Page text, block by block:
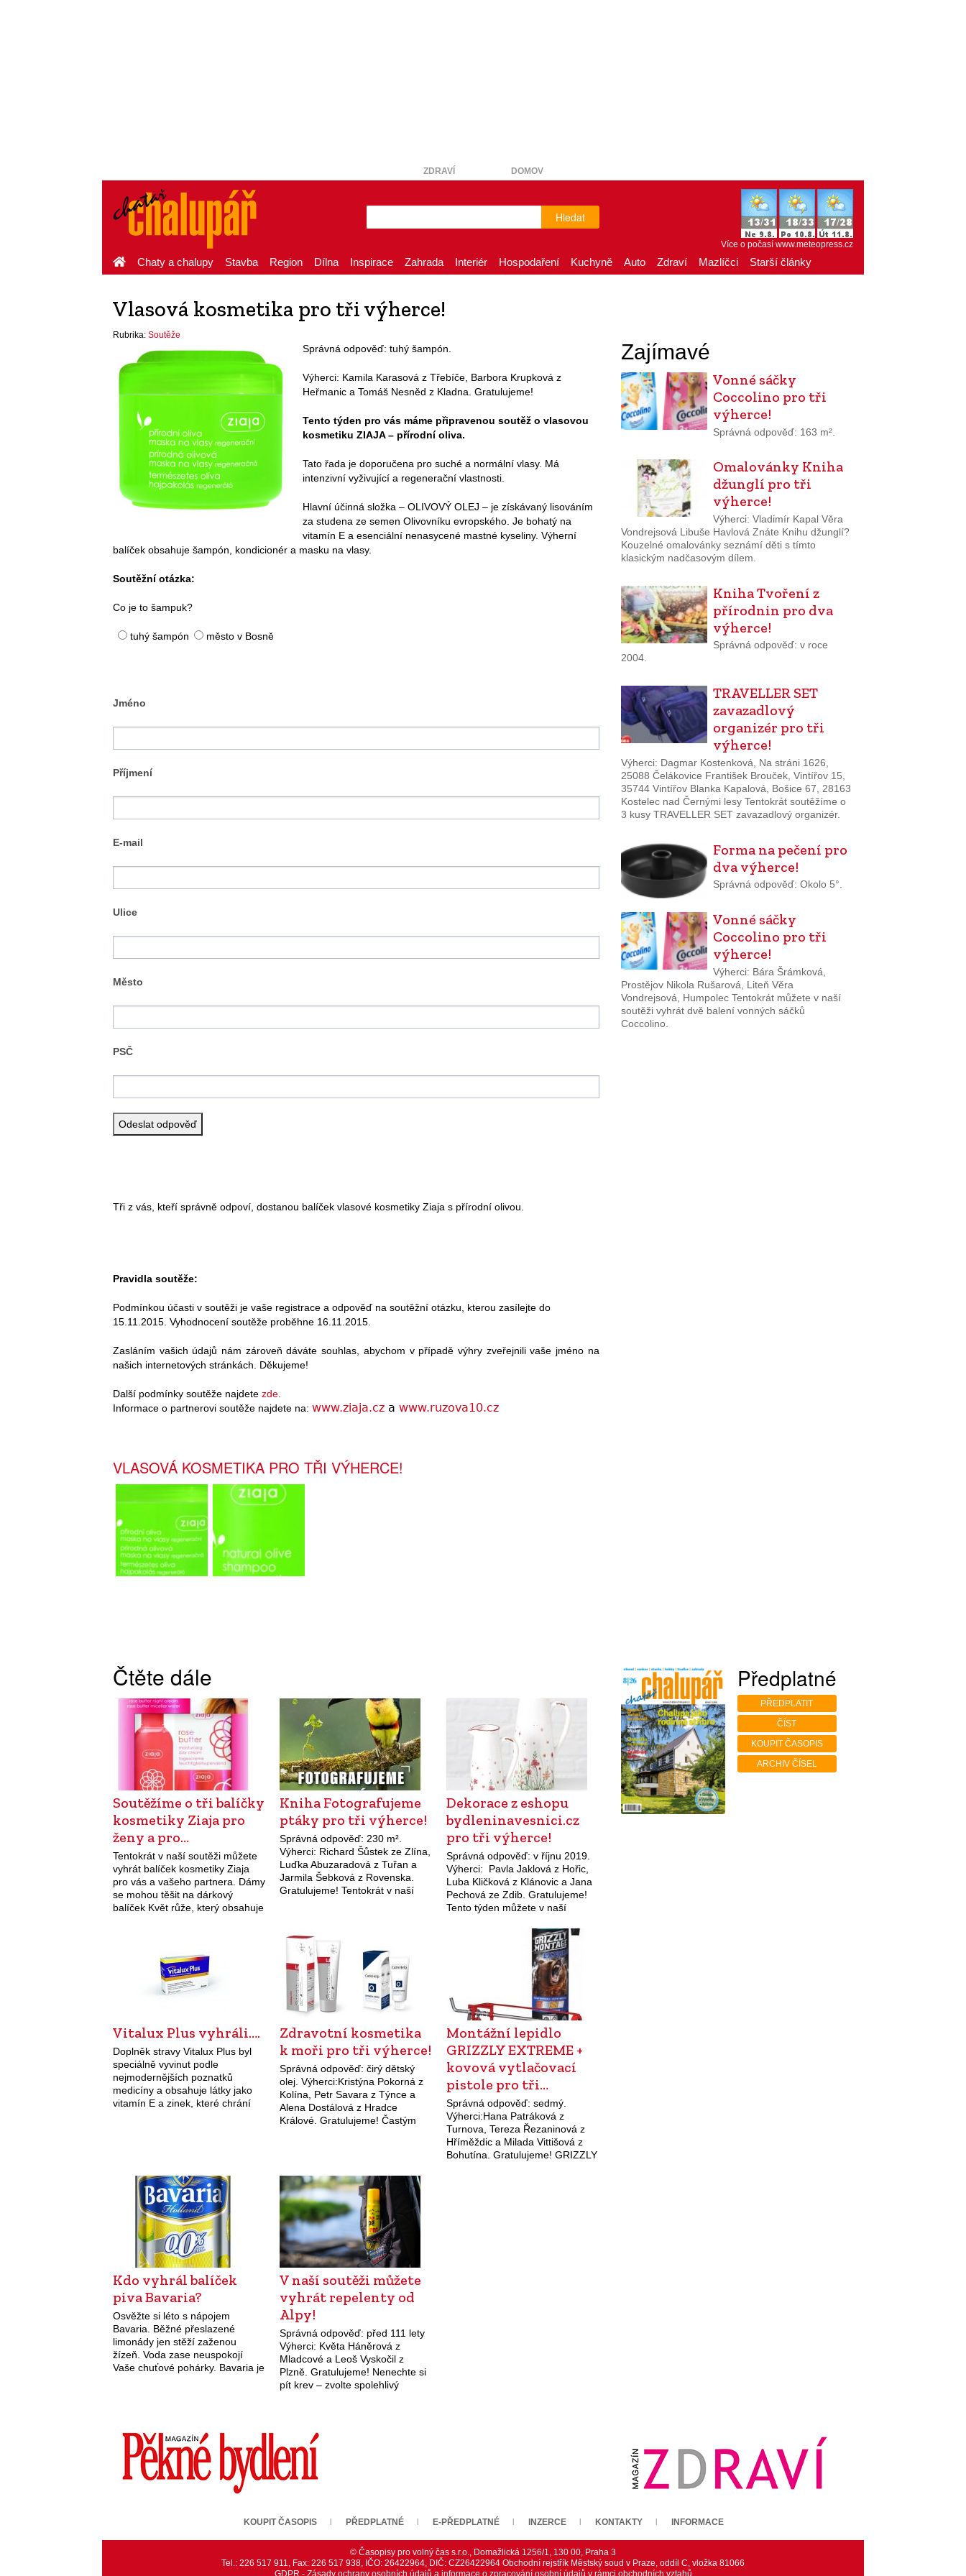
ZDRAVÍ DOMOV
Hledat
Více o počasí www.meteopress.cz
Chaty a chalupy Stavba Region Dílna Inspirace Zahrada Interiér Hospodaření Kuchyně Auto Zdraví Mazlíčci Starší články
Vlasová kosmetika pro tři výherce!
Rubrika: Soutěže
Správná odpověď: tuhý šampón.
Výherci: Kamila Karasová z Třebíče, Barbora Krupková z
Heřmanic a Tomáš Nesněd z Kladna. Gratulujeme!
Tento týden pro vás máme připravenou soutěž o vlasovou
kosmetiku ZIAJA – přírodní oliva.
Tato řada je doporučena pro suché a normální vlasy. Má
intenzivní vyživující a regenerační vlastnosti.
Hlavní účinná složka – OLIVOVÝ OLEJ – je získávaný lisováním
za studena ze semen Olivovníku evropského. Je bohatý na
vitamín E a esenciální nenasycené mastné kyseliny. Výherní
balíček obsahuje šampón, kondicionér a masku na vlasy.
Soutěžní otázka:
Co je to šampuk?
tuhý šampón město v Bosně
Jméno
Příjmení
E-mail
Ulice
Město
PSČ
Tři z vás, kteří správně odpoví, dostanou balíček vlasové kosmetiky Ziaja s přírodní olivou.
Pravidla soutěže:
Podmínkou účasti v soutěži je vaše registrace a odpověď na soutěžní otázku, kterou zasílejte do
15.11.2015. Vyhodnocení soutěže proběhne 16.11.2015.
Zasláním vašich údajů nám zároveň dáváte souhlas, abychom v případě výhry zveřejnili vaše jméno na
našich internetových stránkách. Děkujeme!
Další podmínky soutěže najdete zde
Informace o partnerovi soutěže najdete na: www.ziaja.cz a www.ruzova10.cz
VLASOVÁ KOSMETIKA PRO TŘI VÝHERCE!
Zajímavé
Vonné sáčky
Coccolino pro tři
výherce!
Správná odpověď: 163 m².
Omalovánky Kniha
džunglí pro tři
výherce!
Výherci: Vladimír Kapal Věra
Vondrejsová Libuše Havlová Znáte Knihu džunglí?
Kouzelné omalovánky seznámí děti s tímto
klasickým nadčasovým dílem.
Kniha Tvoření z
přírodnin pro dva
výherce!
Správná odpověď: v roce
2004.
TRAVELLER SET
zavazadlový
organizér pro tři
výherce!
Výherci: Dagmar Kostenková, Na stráni 1626,
25088 Čelákovice František Brouček, Vintířov 15,
35744 Vintířov Blanka Kapalová, Bošice 67, 28163
Kostelec nad Černými lesy Tentokrát soutěžíme o
3 kusy TRAVELLER SET zavazadlový organizér.
Forma na pečení pro
dva výherce!
Správná odpověď: Okolo 5°.
Vonné sáčky
Coccolino pro tři
výherce!
Výherci: Bára Šrámková,
Prostějov Nikola Rušarová, Liteň Věra
Vondrejsová, Humpolec Tentokrát můžete v naší
soutěži vyhrát dvě balení vonných sáčků
Coccolino.
Čtěte dále
Soutěžíme o tři balíčky
kosmetiky Ziaja pro
ženy a pro…
Tentokrát v naší soutěži můžete
vyhrát balíček kosmetiky Ziaja
pro vás a vašeho partnera. Dámy
se mohou těšit na dárkový
balíček Květ růže, který obsahuje
Kniha Fotografujeme
ptáky pro tři výherce!
Správná odpověď: 230 m².
Výherci: Richard Šůstek ze Zlína,
Luďka Abuzaradová z Tuřan a
Jarmila Šebková z Rovenska.
Gratulujeme! Tentokrát v naší
Dekorace z eshopu
bydleninavesnici.cz
pro tři výherce!
Správná odpověď: v říjnu 2019.
Výherci: Pavla Jaklová z Hořic,
Luba Kličková z Klánovic a Jana
Pechová ze Zdib. Gratulujeme!
Tento týden můžete v naší
www.bydleninavesnici.cz, ručně
vyráběný věnec, jarní …
Vitalux Plus vyhráli….
Doplněk stravy Vitalux Plus byl
speciálně vyvinut podle
nejmodernějších poznatků
medicíny a obsahuje látky jako
vitamín E a zinek, které chrání
Zdravotní kosmetika
k moři pro tři výherce!
Správná odpověď: čirý dětský
olej. Výherci:Kristýna Pokorná z
Kolína, Petr Savara z Týnce a
Alena Dostálová z Hradce
Králové. Gratulujeme! Častým
Montážní lepidlo
GRIZZLY EXTREME +
kovová vytlačovací
pistole pro tři…
Správná odpověď: sedmý.
Výherci:Hana Patráková z
Turnova, Tereza Řezaninová z
Hříměždic a Milada Vittišová z
Bohutína. Gratulujeme! GRIZZLY
Kdo vyhrál balíček
piva Bavaria?
Osvěžte si léto s nápojem
Bavaria. Běžné přeslazené
limonády jen stěží zaženou
žízeň. Voda zase neuspokojí
Vaše chuťové pohárky. Bavaria je
V naší soutěži můžete
vyhrát repelenty od
Alpy!
Správná odpověď: před 111 lety
Výherci: Květa Háněrová z
Mladcové a Leoš Vyskočil z
Plzně. Gratulujeme! Nenechte si
pít krev – zvolte spolehlivý
Předplatné
PŘEDPLATIT
ČÍST
KOUPIT ČASOPIS
ARCHIV ČÍSEL
KOUPIT ČASOPIS PŘEDPLATNÉ E-PŘEDPLATNÉ INZERCE KONTAKTY INFORMACE
© Časopisy pro volný čas s.r.o., Domažlická 1256/1, 130 00, Praha 3
Tel.: 226 517 911, Fax: 226 517 938, IČO: 26422964, DIČ: CZ26422964 Obchodní rejstřík Městský soud v Praze, oddíl C, vložka 81066
GDPR - Zásady ochrany osobních údajů a informace o zpracování osobní údajů v rámci obchodních vztahů